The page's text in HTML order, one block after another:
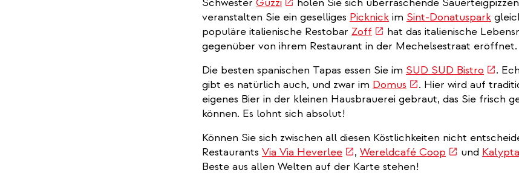
is
external)
veranstalten Sie ein geselliges Picknick im Sint-Donatuspark
populäre italienische Restobar Zoff (link
is
hat das italienische
gegenüber von ihrem Restaurant in der Mechelsestraat eröffnet.
Die besten spanischen Tapas essen Sie im SUD SUD Bistro (link
is
.
gibt es natürlich auch, und zwar im Domus (link
is
. Hier wird auf
eigenes Bier in der kleinen Hausbrauerei gebraut, das Sie frisch
können. Es lohnt sich absolut!
Können Sie sich zwischen all diesen Köstlichkeiten nicht
Restaurants Via Via Heverlee(link
is
, Wereldcafé Coop (linkund Kalypta
Beste aus allen Welten auf der Karte stehen!